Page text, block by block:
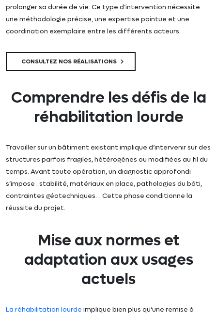
prolonger sa durée de vie. Ce type d’intervention nécessite
une méthodologie précise, une expertise pointue et une
coordination exemplaire entre les différents acteurs.
CONSULTEZ NOS RÉALISATIONS
Comprendre les défis de la
réhabilitation lourde
Travailler sur un bâtiment existant implique d’intervenir sur des
structures parfois fragiles, hétérogènes ou modifiées au fil du
temps. Avant toute opération, un diagnostic approfondi
s’impose : stabilité, matériaux en place, pathologies du bâti,
contraintes géotechniques… Cette phase conditionne la
réussite du projet.
Mise aux normes et
adaptation aux usages
actuels
La réhabilitation lourde implique bien plus qu’une remise à